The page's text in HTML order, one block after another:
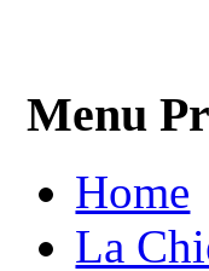
Menu
Home
La